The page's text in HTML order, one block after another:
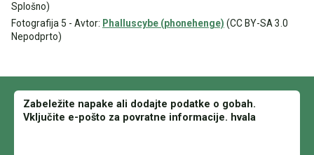
Splošno)
Fotografija 5 - Avtor: Phalluscybe (phonehenge) (CC BY-SA 3.0
Nepodprto)